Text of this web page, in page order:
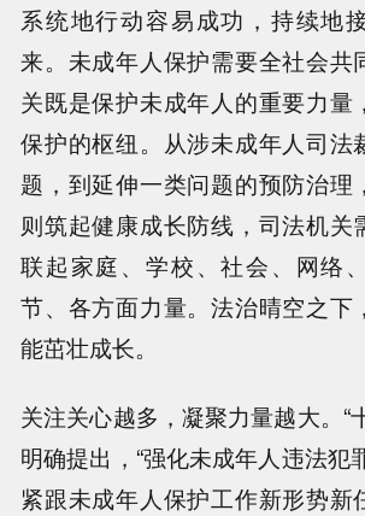
系统地行动容易成功，持续地
来。未成年人保护需要全社会共
关既是保护未成年人的重要力量
保护的枢纽。从涉未成年人司法
题，到延伸一类问题的预防治理
则筑起健康成长防线，司法机关
联起家庭、学校、社会、网络
节、各方面力量。法治晴空之下
能茁壮成长。
关注关心越多，凝聚力量越大。“
明确提出，“强化未成年人违法犯
紧跟未成年人保护工作新形势新